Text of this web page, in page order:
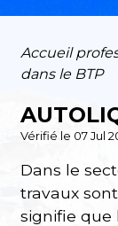
Accueil
dans le BTP
Vérifié le 07 Jul
Dans le
travaux
signifie que